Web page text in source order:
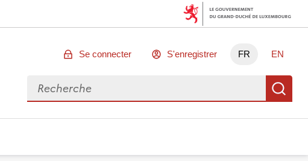
Se connecter S'enregistrer FR EN
Rechercher des données